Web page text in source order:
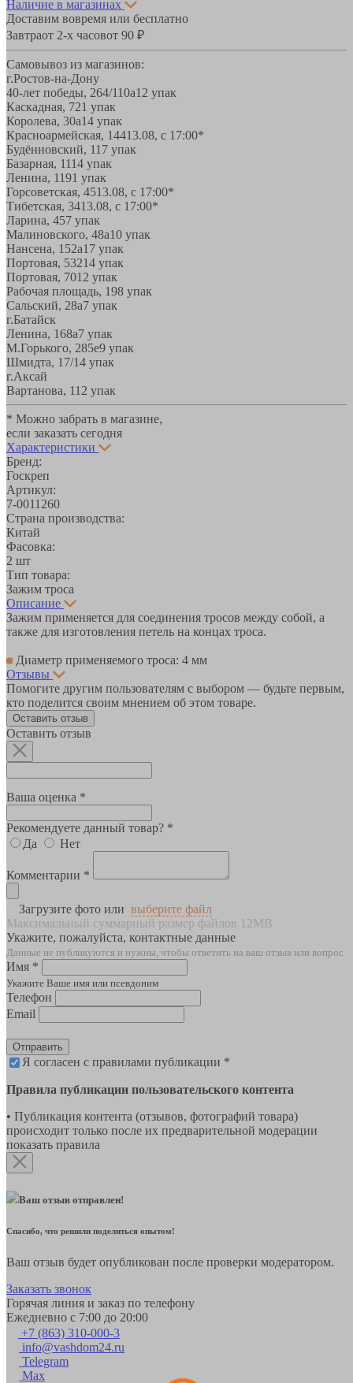
Наличие в магазинах
Доставим вовремя или бесплатно
Завтраот 2-х часовот 90 ₽
Самовывоз из магазинов:
г.Ростов-на-Дону
40-лет победы, 264/110а12 упак
Каскадная, 721 упак
Королева, 30а14 упак
Красноармейская, 14413.08, с 17:00*
Будённовский, 11 7 упак
Базарная, 1114 упак
Ленина, 1191 упак
Горсоветская, 4513.08, с 17:00*
Тибетская, 3413.08, с 17:00*
Ларина, 457 упак
Малиновского, 48а10 упак
Нансена, 152а17 упак
Портовая, 53214 упак
Портовая, 7012 упак
Рабочая площадь, 198 упак
Сальский, 28a7 упак
г.Батайск
Ленина, 168а7 упак
М.Горького, 285е9 упак
Шмидта, 17/14 упак
г.Аксай
Вартанова, 11 2 упак
* Можно забрать в магазине,
если заказать сегодня
Характеристики
Бренд:
Госкреп
Артикул:
7-0011260
Страна производства:
Китай
Фасовка:
2 шт
Тип товара:
Зажим троса
Описание
Зажим применяется для соединения тросов между собой, а
также для изготовления петель на концах троса.
Диаметр применяемого троса: 4 мм
Отзывы
Помогите другим пользователям с выбором — будьте первым,
кто поделится своим мнением об этом товаре.
Оставить отзыв
Оставить отзыв
Ваша оценка *
Рекомендуете данный товар? *
Да
Нет
Комментарии *
Загрузите фото или выберите файл
Максимальный суммарный размер файлов 12MB
Укажите, пожалуйста, контактные данные
Данные не публикуются и нужны, чтобы ответить на ваш отзыв или вопрос
Имя *
Укажите Ваше имя или псевдоним
Телефон
Email
Отправить
Я согласен с правилами публикации *
Правила публикации пользовательского контента
• Публикация контента (отзывов, фотографий товара)
происходит только после их предварительной модерации
показать правила
Ваш отзыв отправлен!
Спасибо, что решили поделиться опытом!
Ваш отзыв будет опубликован после проверки модератором.
Заказать звонок
Горячая линия и заказ по телефону
Ежедневно с 7:00 до 20:00
+7 (863) 310-000-3
info@vashdom24.ru
Telegram
Max